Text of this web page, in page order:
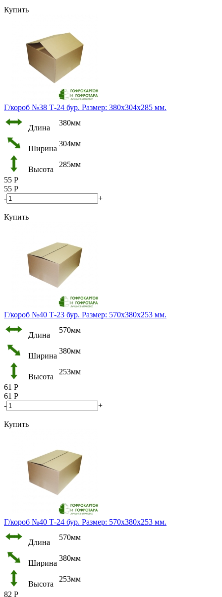
Купить
Г/короб №38 Т-24 бур. Размер: 380х304х285 мм.
Длина
380мм
Ширина
304мм
Высота
285мм
55 Р
55 Р
-
+
Купить
Г/короб №40 Т-23 бур. Размер: 570х380х253 мм.
Длина
570мм
Ширина
380мм
Высота
253мм
61 Р
61 Р
-
+
Купить
Г/короб №40 Т-24 бур. Размер: 570х380х253 мм.
Длина
570мм
Ширина
380мм
Высота
253мм
82 Р